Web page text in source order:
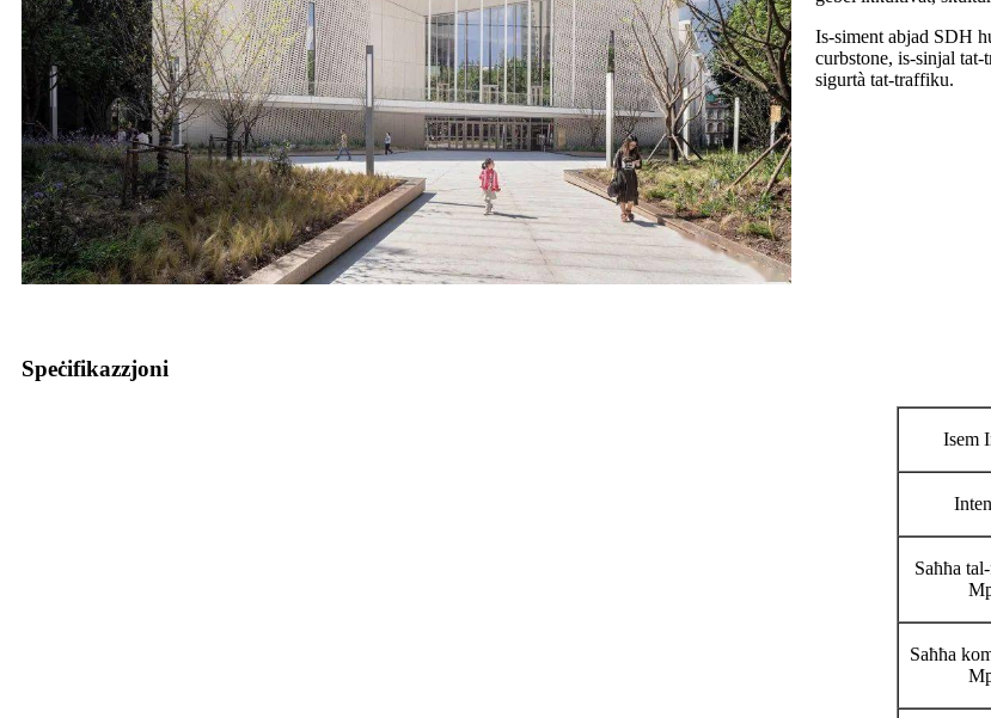
Is-siment abjad SDH
curbstone, is-sinjal
sigurtà tat-traffiku.
Speċifikazzjoni
Isem
Saħħa
Saħħa